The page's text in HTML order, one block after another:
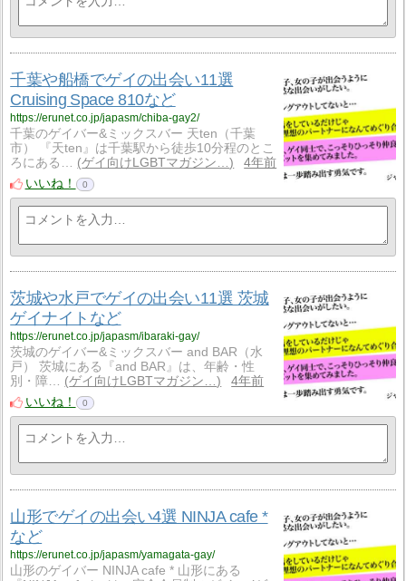
千葉や船橋でゲイの出会い11選
Cruising Space 810など
https://erunet.co.jp/japasm/chiba-gay2/
千葉のゲイバー&ミックスバー 天ten（千葉
市） 『天ten』は千葉駅から徒歩10分程のとこ
ろにある…
ゲイ向けLGBTマガジン…
4年前
いいね！
0
茨城や水戸でゲイの出会い11選 茨城
ゲイナイトなど
https://erunet.co.jp/japasm/ibaraki-gay/
茨城のゲイバー&ミックスバー and BAR（水
戸） 茨城にある『and BAR』は、年齢・性
別・障…
ゲイ向けLGBTマガジン…
4年前
いいね！
0
山形でゲイの出会い4選 NINJA cafe *
など
https://erunet.co.jp/japasm/yamagata-gay/
山形のゲイバー NINJA cafe * 山形にある